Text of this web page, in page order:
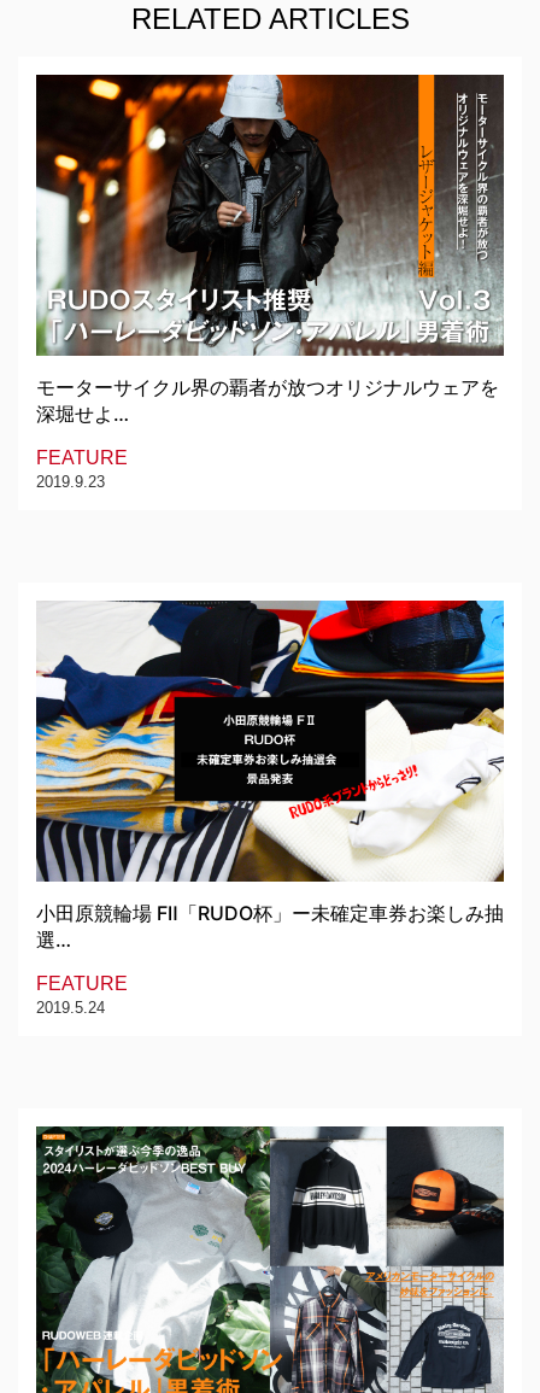
RELATED ARTICLES
モーターサイクル界の覇者が放つオリジナルウェアを
深堀せよ…
FEATURE
2019.9.23
小田原競輪場 FⅡ「RUDO杯」ー未確定車券お楽しみ抽
選…
FEATURE
2019.5.24